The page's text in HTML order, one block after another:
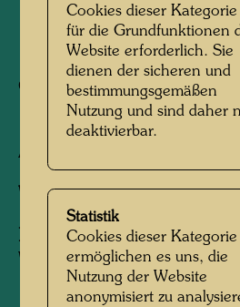
Guadalajara, Mexico, May -
1700 mm x 2050 mm
Aus Wolle gewebt mit 4
Weber:Manuel Diaz
Nach Werk550 DAS
WEINENDE
Cookies dieser Kategorie
für die Grundfunktionen
Website erforderlich. Sie
dienen der sicheren und
bestimmungsgemäßen
Nutzung und sind daher
deaktivierbar.
Statistik
Cookies dieser Kategorie
ermöglichen es uns, die
Nutzung der Website
anonymisiert zu